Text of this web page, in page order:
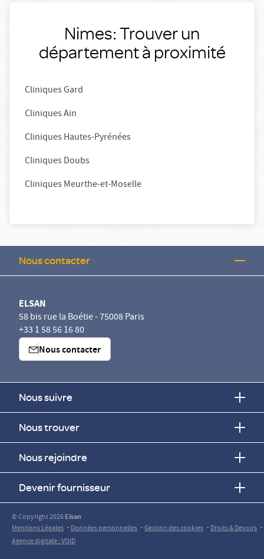
Nimes: Trouver un
département à proximité
Cliniques Gard
Cliniques Ain
Cliniques Hautes-Pyrénées
Cliniques Doubs
Cliniques Meurthe-et-Moselle
Nous contacter
ELSAN
58 bis rue la Boétie - 75008 Paris
+33 1 58 56 16 80
Nous contacter
Nous suivre
Nous trouver
Nous rejoindre
Devenir fournisseur
© Copyright 2026Elsan
Mentions Légales -Données personnelles -Gestion des cookies -Droits & Devoirs -
Agence digitale : VOID